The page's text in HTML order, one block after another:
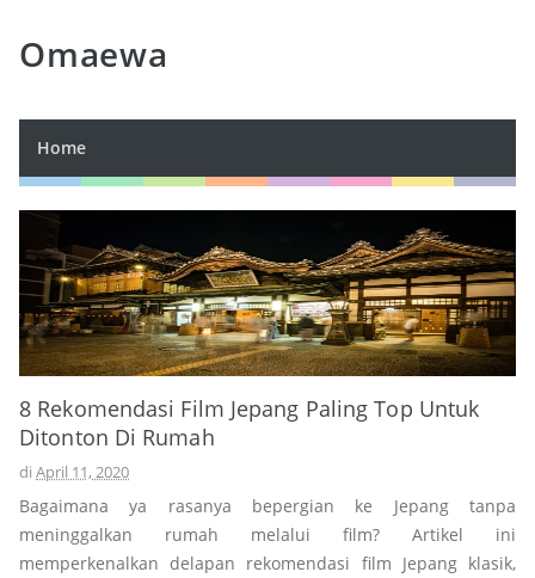
Omaewa
Home
8 Rekomendasi Film Jepang Paling Top Untuk
Ditonton Di Rumah
di April 11, 2020
Bagaimana ya rasanya bepergian ke Jepang tanpa
meninggalkan rumah melalui film? Artikel ini
memperkenalkan delapan rekomendasi film Jepang klasik,